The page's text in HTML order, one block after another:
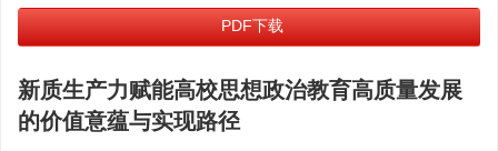
PDF下载
新质生产力赋能高校思想政治教育高质量发展
的价值意蕴与实现路径